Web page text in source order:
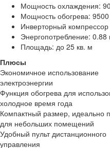
Мощность охлаждения:
Мощность обогрева:
Инверторный компрессор
Энергопотребление: 0.88
Площадь: до 25 кв. м
Плюсы
Экономичное использование
электроэнергии
Функция обогрева для
холодное время года
Компактный размер, идеально
для небольших помещений
Удобный пульт дистанционного
управления